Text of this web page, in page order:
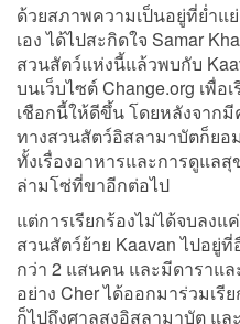
ด้วยสภาพความเป็นอยู่ที่ย่ำแ
เอง ได้ไปสะกิดใจ Samar
สวนสัตว์แห่งนี้แล้วพบกับ
บนเว็บไซต์ Change.org เพื่
เชือกนี้ให้ดีขึ้น โดยหลังจาก
ทางสวนสัตว์อิสลามาบัตก็ย
ทั้งเรื่องอาหารและการดูแล
ล่ามโซ่ที่ขาอีกต่อไป
แต่การเรียกร้องไม่ได้จบลง
สวนสัตว์ย้าย Kaavan ไปอยู่
กว่า 2 แสนคน และมีดาราแ
อย่าง Cher ได้ออกมาร่วมเ
ก็ไปถึงศาลสูงอิสลามาบัต แ